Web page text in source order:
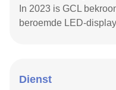
In 2023 is GCL
beroemde LED-
Dienst